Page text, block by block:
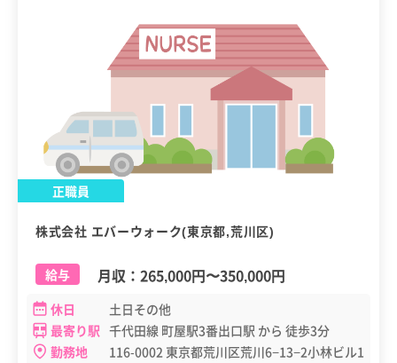
正職員
株式会社 エバーウォーク(東京都,荒川区)
給与 月収： 265,000円〜350,000円
休日
土日その他
最寄り駅 千代田線 町屋駅3番出口駅 から 徒歩3分
勤務地
116-0002 東京都荒川区荒川6−13−2小林ビル1